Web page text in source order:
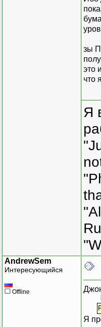
зы
это
что
Я
AndrewSem
Интересующийся
Offline
Я